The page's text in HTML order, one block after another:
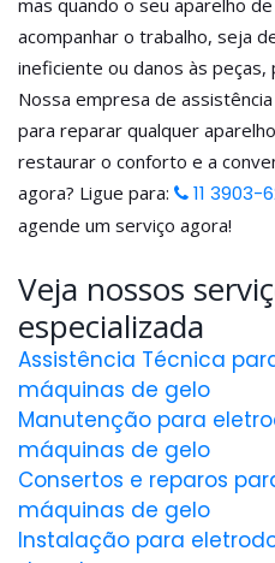
mas quando o seu aparelho
acompanhar o trabalho, seja
ineficiente ou danos às
Nossa empresa de
para reparar qualquer
restaurar o conforto e a
agora? Ligue para:
11 3903-
agende um serviço agora!
Veja nossos
especializada
Assistência Técnica
máquinas de gelo
Manutenção para
máquinas de gelo
Consertos e reparos
máquinas de gelo
Instalação para